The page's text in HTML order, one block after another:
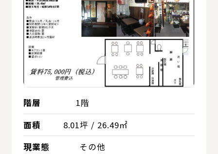
階層
1階
面積
8.01坪 / 26.49㎡
現業態
その他